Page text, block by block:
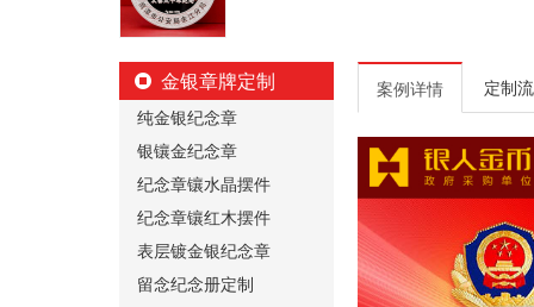
金银章牌定制
纯金银纪念章
银镶金纪念章
纪念章镶水晶摆件
纪念章镶红木摆件
表层镀金银纪念章
留念纪念册定制
案例详情 定制